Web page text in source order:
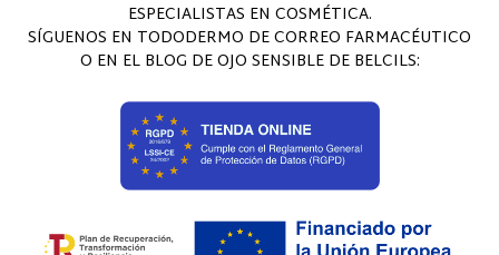
ESPECIALISTAS EN COSMÉTICA.
SÍGUENOS EN TODODERMO DE CORREO FARMACÉUTICO
O EN EL BLOG DE OJO SENSIBLE DE BELCILS: